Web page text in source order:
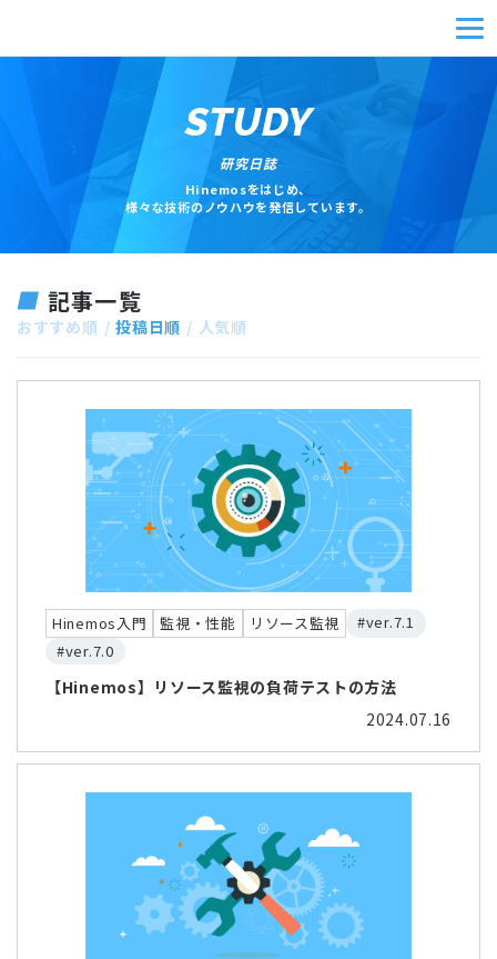
STUDY
研究日誌
Hinemosをはじめ、
様々な技術のノウハウを発信しています。
記事一覧
おすすめ順 投稿日順 人気順
Hinemos入門 監視・性能 リソース監視
#ver.7.1
#ver.7.0
【Hinemos】リソース監視の負荷テストの方法
2024.07.16